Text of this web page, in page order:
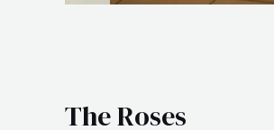
The Roses